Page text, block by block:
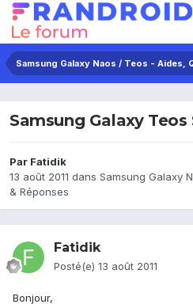
Samsung Galaxy Teos
Par Fatidik
13 août 2011 dans Samsung Galaxy
& Réponses
Fatidik
Posté(e) 13 août 2011
Bonjour,